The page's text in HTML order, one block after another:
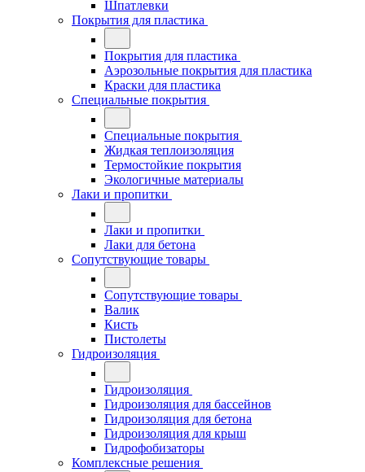
Шпатлевки
Покрытия для пластика
Покрытия для пластика
Аэрозольные покрытия для пластика
Краски для пластика
Специальные покрытия
Специальные покрытия
Жидкая теплоизоляция
Термостойкие покрытия
Экологичные материалы
Лаки и пропитки
Лаки и пропитки
Лаки для бетона
Сопутствующие товары
Сопутствующие товары
Валик
Кисть
Пистолеты
Гидроизоляция
Гидроизоляция
Гидроизоляция для бассейнов
Гидроизоляция для бетона
Гидроизоляция для крыш
Гидрофобизаторы
Комплексные решения